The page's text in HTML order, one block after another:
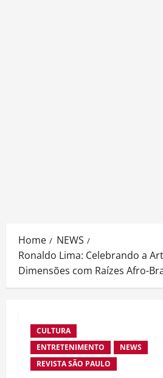
Home
NEWS
Ronaldo Lima: Celebrando a
Dimensões com Raízes Afro-
CULTURA
ENTRETENIMENTO
NEWS
REVISTA SÃO PAULO